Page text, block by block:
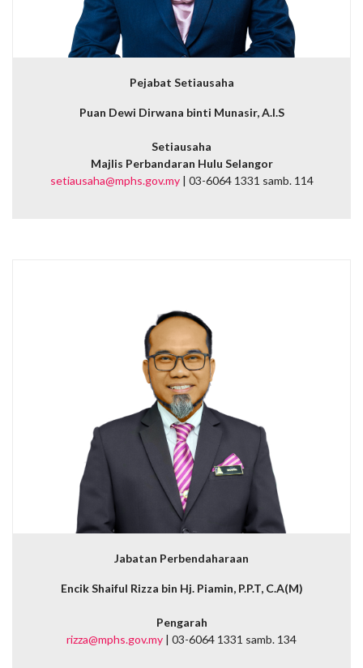
Pejabat Setiausaha
Puan Dewi Dirwana binti Munasir, A.I.S
Setiausaha
Majlis Perbandaran Hulu Selangor
setiausaha@mphs.gov.my| 03-6064 1331 samb. 114
Jabatan Perbendaharaan
Encik Shaiful Rizza bin Hj. Piamin, P.P.T, C.A(M)
Pengarah
rizza@mphs.gov.my | 03-6064 1331 samb. 134